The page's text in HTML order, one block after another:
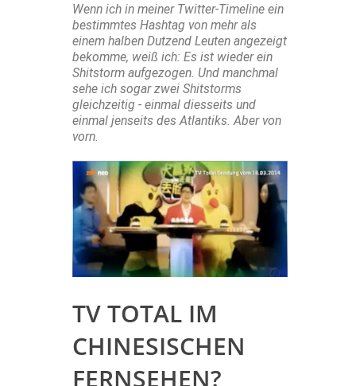
Wenn ich in meiner Twitter-Timeline ein
bestimmtes Hashtag von mehr als
einem halben Dutzend Leuten angezeigt
bekomme, weiß ich: Es ist wieder ein
Shitstorm aufgezogen. Und manchmal
sehe ich sogar zwei Shitstorms
gleichzeitig - einmal diesseits und
einmal jenseits des Atlantiks. Aber von
vorn.
TV TOTAL IM
CHINESISCHEN
FERNSEHEN?